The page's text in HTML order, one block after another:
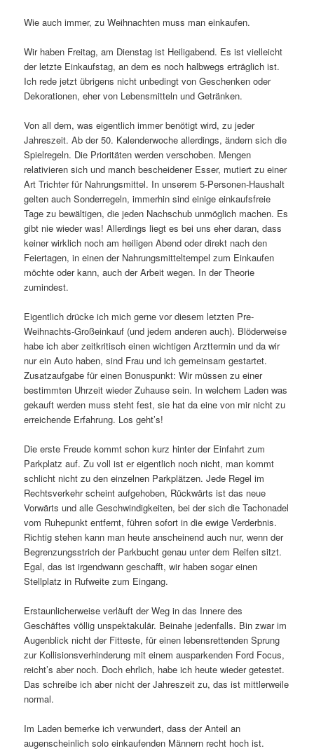
Wie auch immer, zu Weihnachten muss man einkaufen.
Wir haben Freitag, am Dienstag ist Heiligabend. Es ist vielleicht
der letzte Einkaufstag, an dem es noch halbwegs erträglich ist.
Ich rede jetzt übrigens nicht unbedingt von Geschenken oder
Dekorationen, eher von Lebensmitteln und Getränken.
Von all dem, was eigentlich immer benötigt wird, zu jeder
Jahreszeit. Ab der 50. Kalenderwoche allerdings, ändern sich die
Spielregeln. Die Prioritäten werden verschoben. Mengen
relativieren sich und manch bescheidener Esser, mutiert zu einer
Art Trichter für Nahrungsmittel. In unserem 5-Personen-Haushalt
gelten auch Sonderregeln, immerhin sind einige einkaufsfreie
Tage zu bewältigen, die jeden Nachschub unmöglich machen. Es
gibt nie wieder was! Allerdings liegt es bei uns eher daran, dass
keiner wirklich noch am heiligen Abend oder direkt nach den
Feiertagen, in einen der Nahrungsmitteltempel zum Einkaufen
möchte oder kann, auch der Arbeit wegen. In der Theorie
zumindest.
Eigentlich drücke ich mich gerne vor diesem letzten Pre-
Weihnachts-Großeinkauf (und jedem anderen auch). Blöderweise
habe ich aber zeitkritisch einen wichtigen Arzttermin und da wir
nur ein Auto haben, sind Frau und ich gemeinsam gestartet.
Zusatzaufgabe für einen Bonuspunkt: Wir müssen zu einer
bestimmten Uhrzeit wieder Zuhause sein. In welchem Laden was
gekauft werden muss steht fest, sie hat da eine von mir nicht zu
erreichende Erfahrung. Los geht’s!
Die erste Freude kommt schon kurz hinter der Einfahrt zum
Parkplatz auf. Zu voll ist er eigentlich noch nicht, man kommt
schlicht nicht zu den einzelnen Parkplätzen. Jede Regel im
Rechtsverkehr scheint aufgehoben, Rückwärts ist das neue
Vorwärts und alle Geschwindigkeiten, bei der sich die Tachonadel
vom Ruhepunkt entfernt, führen sofort in die ewige Verderbnis.
Richtig stehen kann man heute anscheinend auch nur, wenn der
Begrenzungsstrich der Parkbucht genau unter dem Reifen sitzt.
Egal, das ist irgendwann geschafft, wir haben sogar einen
Stellplatz in Rufweite zum Eingang.
Erstaunlicherweise verläuft der Weg in das Innere des
Geschäftes völlig unspektakulär. Beinahe jedenfalls. Bin zwar im
Augenblick nicht der Fitteste, für einen lebensrettenden Sprung
zur Kollisionsverhinderung mit einem ausparkenden Ford Focus,
reicht’s aber noch. Doch ehrlich, habe ich heute wieder getestet.
Das schreibe ich aber nicht der Jahreszeit zu, das ist mittlerweile
normal.
Im Laden bemerke ich verwundert, dass der Anteil an
augenscheinlich solo einkaufenden Männern recht hoch ist.